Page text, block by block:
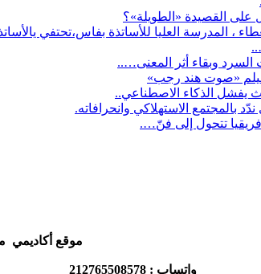
على القصيدة «الطويلة»؟
، المدرسة العليا للأساتذة بفاس،تحتفي
وبقاء أثر المعنى…..
«صوت هند رجب»
يفشل الذكاء الاصطناعي..
بالمجتمع الاستهلاكي وانحرافاته.
تتحول إلى فنّ….
موقع أكاديمي
واتساب : 212765508578